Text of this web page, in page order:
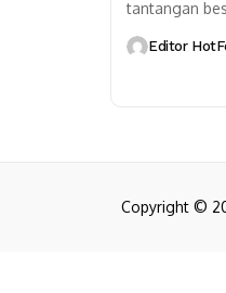
tantangan
mengalami
Editor
Copyright ©